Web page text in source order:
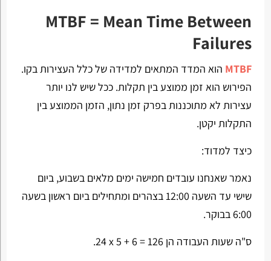
MTBF = Mean Time Between
Failures
MTBF הוא המדד המתאים למדידה של כלל העצירות בקו.
הפירוש הוא זמן ממוצע בין תקלות. ככל שיש לנו יותר
עצירות לא מתוכננות בפרק זמן נתון, הזמן הממוצע בין
התקלות יקטן.
כיצד למדוד:
נאמר שאנחנו עובדים חמישה ימים מלאים בשבוע, ביום
שישי עד השעה 12:00 בצהרים ומתחילים ביום ראשון בשעה
6:00 בבוקר.
ס"ה שעות העבודה הן 24 x 5 + 6 = 126
.